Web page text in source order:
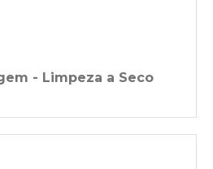
- Limpeza a Seco